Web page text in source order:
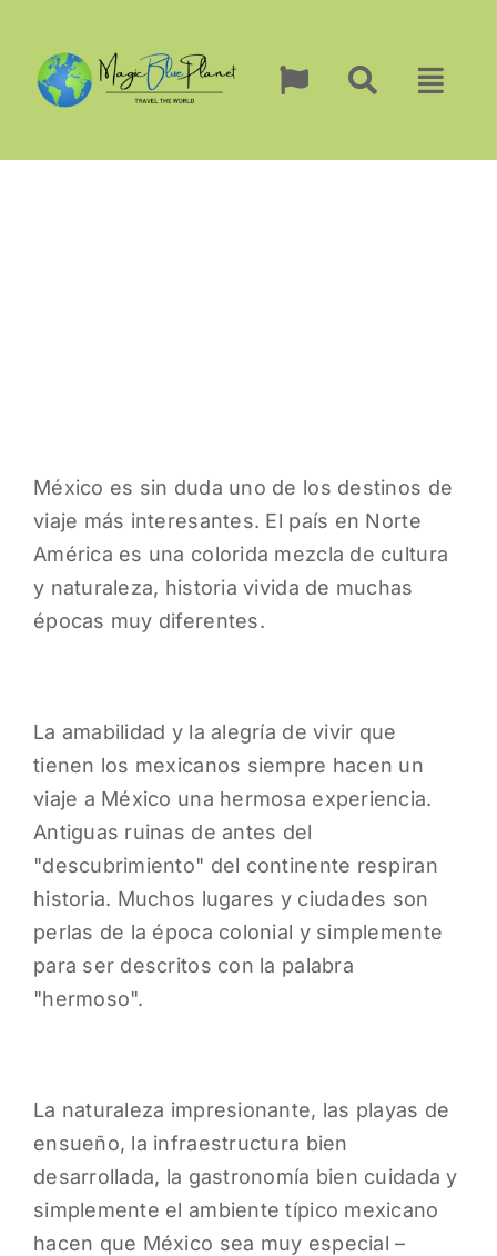
content
México es sin duda uno de los destinos de
viaje más interesantes. El país en Norte
América es una colorida mezcla de cultura
y naturaleza, historia vivida de muchas
épocas muy diferentes.
La amabilidad y la alegría de vivir que
tienen los mexicanos siempre hacen un
viaje a México una hermosa experiencia.
Antiguas ruinas de antes del
"descubrimiento" del continente respiran
historia. Muchos lugares y ciudades son
perlas de la época colonial y simplemente
para ser descritos con la palabra
"hermoso".
La naturaleza impresionante, las playas de
ensueño, la infraestructura bien
desarrollada, la gastronomía bien cuidada y
simplemente el ambiente típico mexicano
hacen que México sea muy especial –